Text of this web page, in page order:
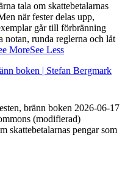
tala om skattebetalarnas
när fester delas upp,
går till förbränning
notan, runda reglerna och låt
MoreSee Less
boken | Stefan Bergmark
bränn boken 2026-06-17
(modifierad)
skattebetalarnas pengar som